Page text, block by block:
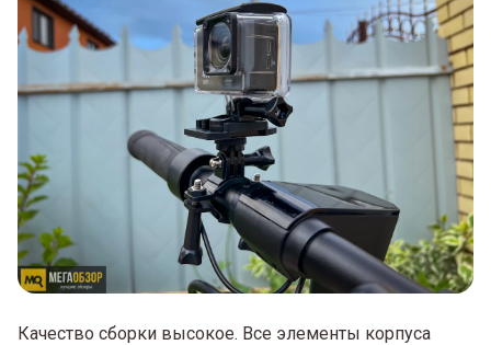
Качество сборки высокое. Все элементы корпуса